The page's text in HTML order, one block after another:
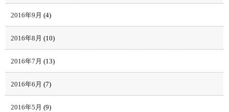
2016年9月 (4)
2016年8月 (10)
2016年7月 (13)
2016年6月 (7)
2016年5月 (9)